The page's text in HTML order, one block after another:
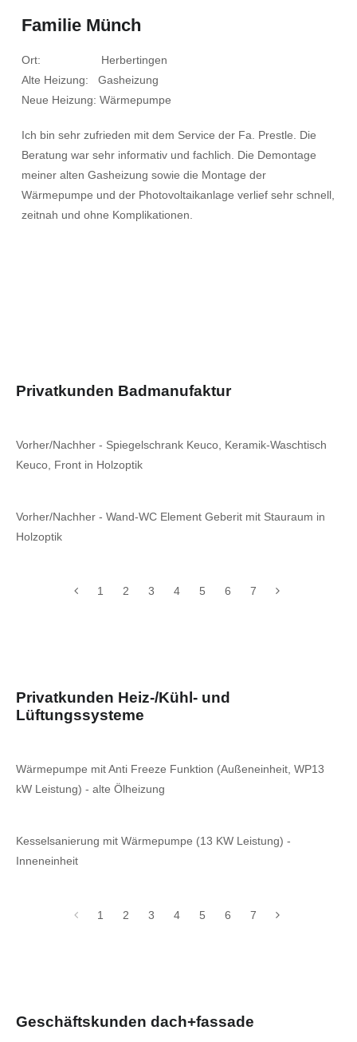
Familie Münch
Ort: Herbertingen
Alte Heizung: Gasheizung
Neue Heizung: Wärmepumpe
Ich bin sehr zufrieden mit dem Service der Fa. Prestle. Die
Beratung war sehr informativ und fachlich. Die Demontage
meiner alten Gasheizung sowie die Montage der
Wärmepumpe und der Photovoltaikanlage verlief sehr schnell,
zeitnah und ohne Komplikationen.
Privatkunden Badmanufaktur
Vorher/Nachher - Spiegelschrank Keuco, Keramik-Waschtisch
Keuco, Front in Holzoptik
Vorher/Nachher - Wand-WC Element Geberit mit Stauraum in
Holzoptik
1 2 3 4 5 6 7
Privatkunden Heiz-/Kühl- und
Lüftungssysteme
Wärmepumpe mit Anti Freeze Funktion (Außeneinheit, WP13
kW Leistung) - alte Ölheizung
Kesselsanierung mit Wärmepumpe (13 KW Leistung) -
Inneneinheit
1 2 3 4 5 6 7
Geschäftskunden dach+fassade